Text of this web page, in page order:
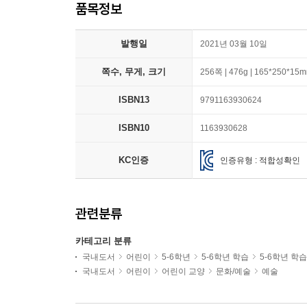
품목정보
발행일 2021년 03월 10일
쪽수, 무게, 크기 256쪽 | 476g |
ISBN13 9791163930624
ISBN10 1163930628
KC인증 인증유형 : 적합성확인
관련분류
카테고리 분류
국내도서 어린이 5-6학년 5-6학년 학습
5-6학년 학
국내도서
어린이 어린이 교양 문화/예술 예술